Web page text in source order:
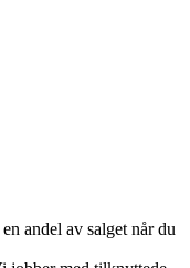
andel av salget når du